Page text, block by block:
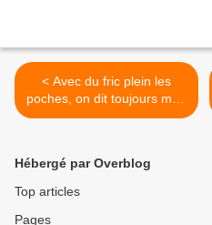
< Avec du fric plein les
poches, on dit toujours m....
au réchauffement
Hébergé par Overblog
Top articles
Pages